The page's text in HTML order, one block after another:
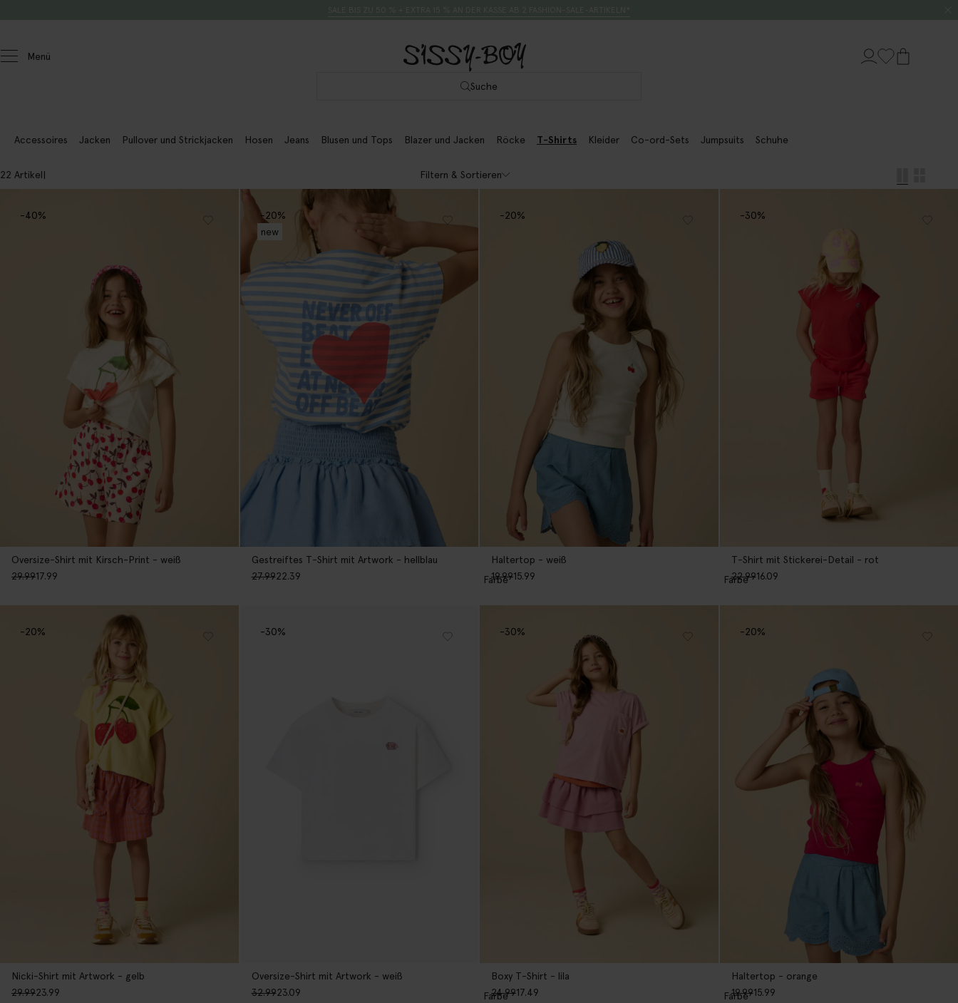
Menü
Suche
Accessoires Jacken Pullover und Strickjacken Hosen Jeans Blusen und Tops Blazer und Jacken Röcke T-Shirts Kleider Co-ord-Sets Jumpsuits Schuhe
22 Artikel Filtern & Sortieren
Oversize-Shirt mit Kirsch-Print - weiß
29.9917.99
-40%
Gestreiftes T-Shirt mit Artwork - hellblau
27.9922.39
-20%
new
Haltertop - weiß
19.9915.99
-20%
Farbe
T-Shirt mit Stickerei-Detail - rot
22.9916.09
-30%
Farbe
Nicki-Shirt mit Artwork - gelb
29.9923.99
-20%
Oversize-Shirt mit Artwork - weiß
32.9923.09
-30%
Boxy T-Shirt - lila
24.9917.49
-30%
Farbe
Haltertop - orange
19.9915.99
-20%
Farbe